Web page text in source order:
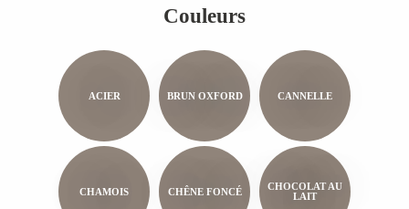
Couleurs
ACIER BRUN OXFORD CANNELLE
CHAMOIS CHÊNE FONCÉ
CHOCOLAT AU
LAIT